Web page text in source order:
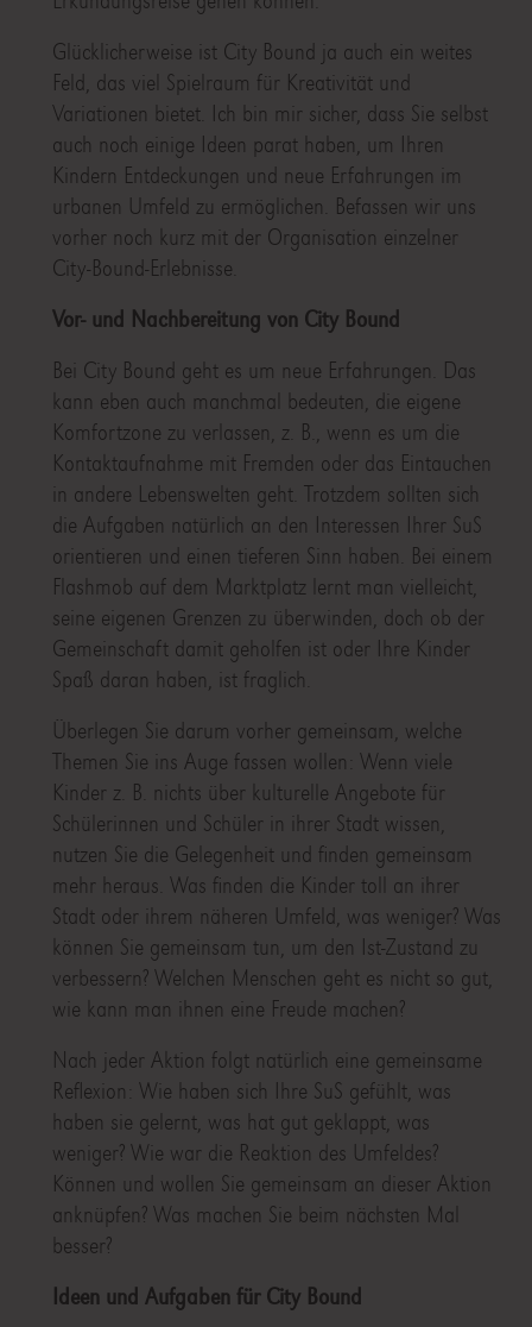
Glücklicherweise ist City Bound ja auch ein weites
Feld, das viel Spielraum für Kreativität und
Variationen bietet. Ich bin mir sicher, dass Sie selbst
auch noch einige Ideen parat haben, um Ihren
Kindern Entdeckungen und neue Erfahrungen im
urbanen Umfeld zu ermöglichen. Befassen wir uns
vorher noch kurz mit der Organisation einzelner
City-Bound-Erlebnisse.
Vor- und Nachbereitung von City Bound
Bei City Bound geht es um neue Erfahrungen. Das
kann eben auch manchmal bedeuten, die eigene
Komfortzone zu verlassen, z. B., wenn es um die
Kontaktaufnahme mit Fremden oder das Eintauchen
in andere Lebenswelten geht. Trotzdem sollten sich
die Aufgaben natürlich an den Interessen Ihrer SuS
orientieren und einen tieferen Sinn haben. Bei einem
Flashmob auf dem Marktplatz lernt man vielleicht,
seine eigenen Grenzen zu überwinden, doch ob der
Gemeinschaft damit geholfen ist oder Ihre Kinder
Spaß daran haben, ist fraglich.
Überlegen Sie darum vorher gemeinsam, welche
Themen Sie ins Auge fassen wollen: Wenn viele
Kinder z. B. nichts über kulturelle Angebote für
Schülerinnen und Schüler in ihrer Stadt wissen,
nutzen Sie die Gelegenheit und finden gemeinsam
mehr heraus. Was finden die Kinder toll an ihrer
Stadt oder ihrem näheren Umfeld, was weniger? Was
können Sie gemeinsam tun, um den Ist-Zustand zu
verbessern? Welchen Menschen geht es nicht so gut,
wie kann man ihnen eine Freude machen?
Nach jeder Aktion folgt natürlich eine gemeinsame
Reflexion: Wie haben sich Ihre SuS gefühlt, was
haben sie gelernt, was hat gut geklappt, was
weniger? Wie war die Reaktion des Umfeldes?
Können und wollen Sie gemeinsam an dieser Aktion
anknüpfen? Was machen Sie beim nächsten Mal
besser?
Ideen und Aufgaben für City Bound